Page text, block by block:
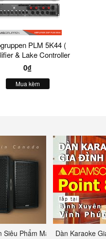
PLM 5K44 (
& Lake Controller
) 4 Kênh
0₫
Mua kèm
Siêu Phẩm Made In Canada
Dàn Karaoke